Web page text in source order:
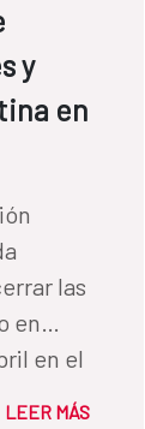
y
en
las
en
en el
LEER MÁS